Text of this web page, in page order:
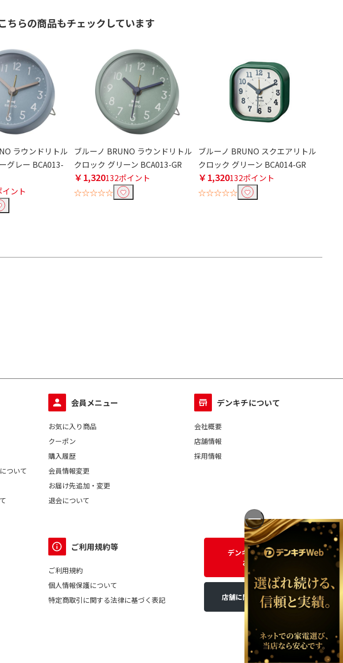
ちらの商品もチェックしています
ラウンドリトル
グレー BCA013-
ント
ブルーノ BRUNO ラウンドリトル
クロック グリーン BCA013-GR
￥1,320132ポイント
☆☆☆☆☆
ブルーノ BRUNO スクエアリトル
クロック グリーン BCA014-GR
￥1,320132ポイント
☆☆☆☆☆
ついて
会員メニュー
お気に入り商品
クーポン
購入履歴
会員情報変更
お届け先追加・変更
退会について
デンキチについて
会社概要
店舗情報
採用情報
ご利用規約等
ご利用規約
個人情報保護について
特定商取引に関する法律に基づく表記
デンキチWEBに関する
お問い合わせ
店舗に関するお問い合わせ